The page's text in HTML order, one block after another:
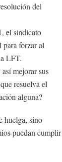
del
el sindicato
forzar al
LFT.
mejorar sus
resuelva el
alguna?
huelga, sino
puedan cumplir